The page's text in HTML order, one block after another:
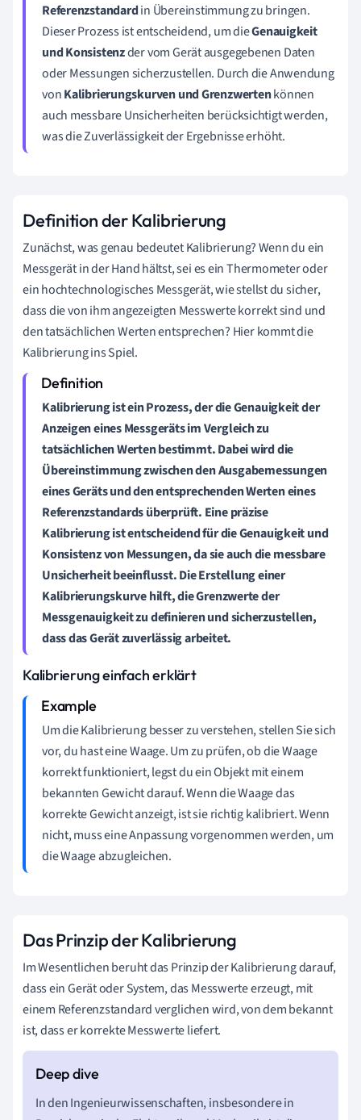
Referenzstandardin Übereinstimmung zu bringen.
Dieser Prozess ist entscheidend, um dieGenauigkeit
und Konsistenzder vom Gerät ausgegebenen Daten
oder Messungen sicherzustellen. Durch die Anwendung
vonKalibrierungskurven und Grenzwertenkönnen
auch messbare Unsicherheiten berücksichtigt werden,
was die Zuverlässigkeit der Ergebnisse erhöht.
Definition der Kalibrierung
Zunächst, was genau bedeutet Kalibrierung? Wenn du ein
Messgerät in der Hand hältst, sei es ein Thermometer oder
ein hochtechnologisches Messgerät, wie stellst du sicher,
dass die von ihm angezeigten Messwerte korrekt sind und
den tatsächlichen Werten entsprechen? Hier kommt die
Kalibrierung ins Spiel.
Kalibrierung ist ein Prozess, der die Genauigkeit der
Anzeigen eines Messgeräts im Vergleich zu
tatsächlichen Werten bestimmt. Dabei wird die
Übereinstimmung zwischen den Ausgabemessungen
eines Geräts und den entsprechenden Werten eines
Referenzstandardsüberprüft. Eine präzise
Kalibrierungist entscheidend für dieGenauigkeit und
Konsistenzvon Messungen, da sie auch diemessbare
Unsicherheitbeeinflusst. Die Erstellung einer
Kalibrierungskurvehilft, die Grenzwerte der
Messgenauigkeit zu definieren und sicherzustellen,
dass das Gerät zuverlässig arbeitet.
Kalibrierung einfach erklärt
Um die Kalibrierung besser zu verstehen, stellen Sie sich
vor, du hast eine Waage. Um zu prüfen, ob die Waage
korrekt funktioniert, legst du ein Objekt mit einem
bekannten Gewicht darauf. Wenn die Waage das
korrekte Gewicht anzeigt, ist sie richtig kalibriert. Wenn
nicht, muss eine Anpassung vorgenommen werden, um
die Waage abzugleichen.
Das Prinzip der Kalibrierung
Im Wesentlichen beruht das Prinzip der Kalibrierung darauf,
dass ein Gerät oder System, das Messwerte erzeugt, mit
einem Referenzstandard verglichen wird, von dem bekannt
ist, dass er korrekte Messwerte liefert.
In den Ingenieurwissenschaften, insbesondere in